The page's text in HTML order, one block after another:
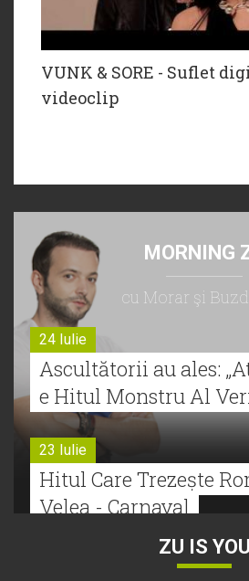
VUNK & SORE - Suflet
videoclip
MORNING
cu Morar şi
24 Iulie
Ascultătorii au ales:
e Hitul Monstru Al
23 Iulie
Hitul Care Trezește
Velea - Carnaval
ZU IS YOU